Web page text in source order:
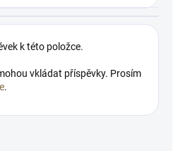
k této položce.
vkládat příspěvky. Prosím
.